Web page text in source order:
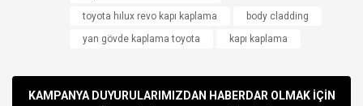
toyota hılux revo kapı kaplama
body cladding
yan gövde kaplama toyota
kapı kaplama
KAMPANYA DUYURULARIMIZDAN HABERDAR OLMAK İÇİN